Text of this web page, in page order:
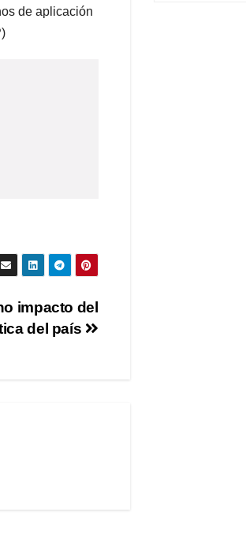
de aplicación
impacto del
del país